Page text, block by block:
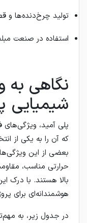
تولید چرخ‌دنده‌ها و
استفاده در صنعت
نگاهی به
شیمیایی
پلی آمید،
که آن را به یکی از
بعضی از این
حرارتی مناسب،
بالا هستند. با درک
هوشمندانه‌ای برای
در جدول زیر، به